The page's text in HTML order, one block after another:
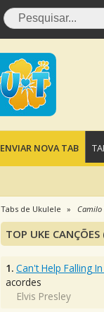
ENVIAR NOVA TAB
Tabs de Ukulele Camilo
TOP UKE
1. Can't Help Falling
acordes
Elvis Presley